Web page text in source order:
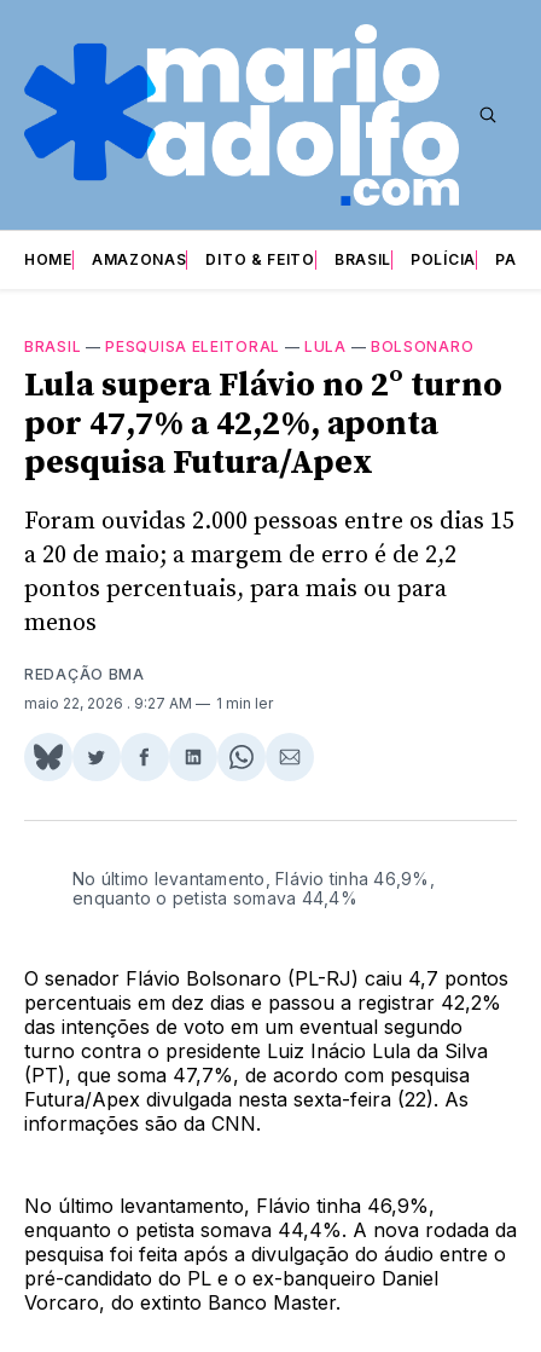
HOME AMAZONAS DITO & FEITO BRASIL POLÍCIA
BRASIL —PESQUISA ELEITORAL —LULA — BOLSONARO
Lula supera Flávio no 2º turno
por 47,7% a 42,2%, aponta
pesquisa Futura/Apex
Foram ouvidas 2.000 pessoas entre os dias 15
a 20 de maio; a margem de erro é de 2,2
pontos percentuais, para mais ou para
menos
REDAÇÃO BMA
maio 22, 2026 . 9:27 AM 1 min ler
Share
BlueSky
Compartilhar
Twitter
Compartilhar
Facebook
Compartilhar
LinkedIn
Share
WhatsApp
Compartilhar
Email
No último levantamento, Flávio tinha 46,9%,
enquanto o petista somava 44,4%
O senador Flávio Bolsonaro (PL-RJ) caiu 4,7 pontos
percentuais em dez dias e passou a registrar 42,2%
das intenções de voto em um eventual segundo
turno contra o presidente Luiz Inácio Lula da Silva
(PT), que soma 47,7%, de acordo com pesquisa
Futura/Apex divulgada nesta sexta-feira (22). As
informações são da CNN.
No último levantamento, Flávio tinha 46,9%,
enquanto o petista somava 44,4%. A nova rodada da
pesquisa foi feita após a divulgação do áudio entre o
pré-candidato do PL e o ex-banqueiro Daniel
Vorcaro, do extinto Banco Master.